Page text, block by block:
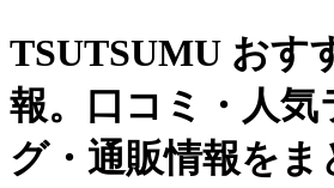
TSUTSUMU おす
報。口コミ・人気
グ・通販情報をま